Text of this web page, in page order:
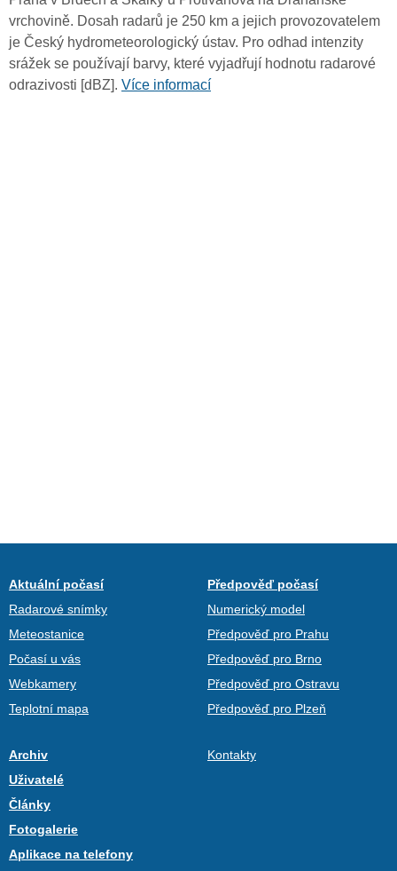
vrchovině. Dosah radarů je 250 km a jejich provozovatelem
je Český hydrometeorologický ústav. Pro odhad intenzity
srážek se používají barvy, které vyjadřují hodnotu radarové
odrazivosti [dBZ]. Více informací
Aktuální počasí
Radarové snímky
Meteostanice
Počasí u vás
Webkamery
Teplotní mapa
Předpověď počasí
Numerický model
Předpověď pro Prahu
Předpověď pro Brno
Předpověď pro Ostravu
Předpověď pro Plzeň
Archiv
Uživatelé
Články
Fotogalerie
Aplikace na telefony
Kontakty